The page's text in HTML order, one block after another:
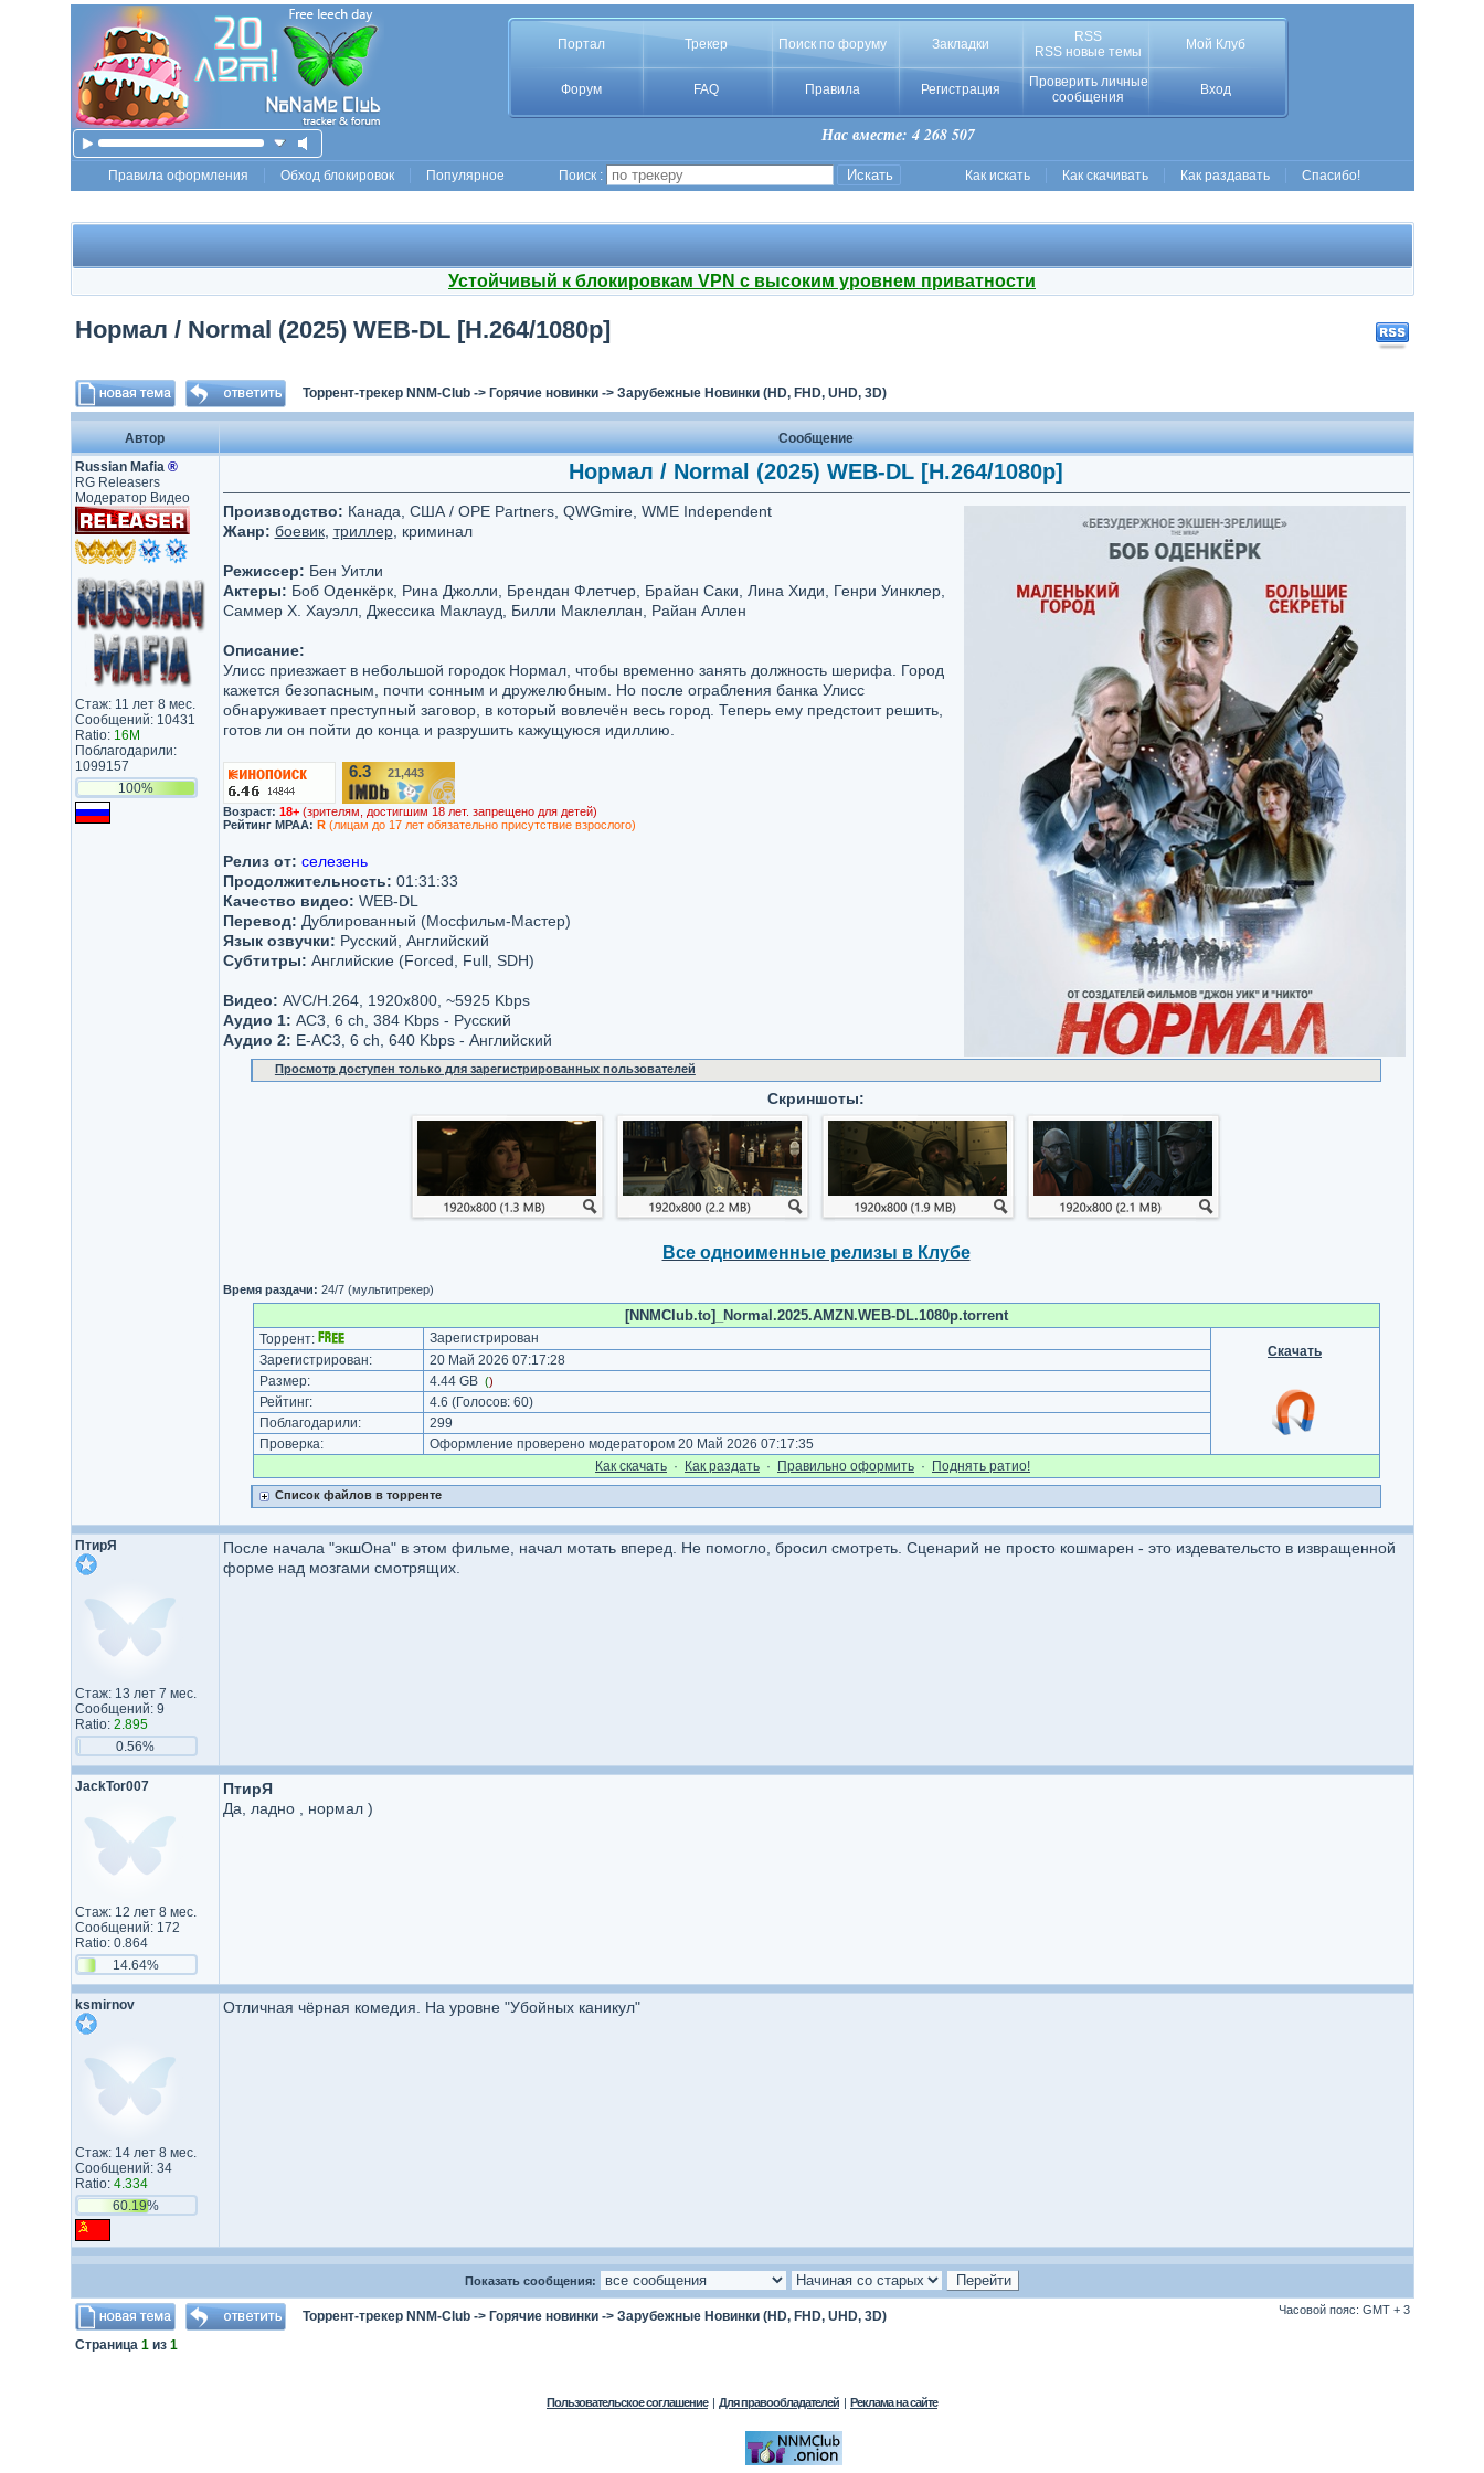
Портал Трекер Поиск по форуму Закладки
RSS
RSS новые темы
Мой Клуб
Форум FAQ Правила Регистрация
Проверить личные
сообщения
Вход
Нас вместе: 4 268 507
Правила оформления Обход блокировок Популярное Поиск : Как искать Как скачивать Как раздавать Спасибо!
Устойчивый к блокировкам VPN с высоким уровнем приватности
Нормал / Normal (2025) WEB-DL [H.264/1080p]
Торрент-трекер NNM-Club-> Горячие новинки-> Зарубежные Новинки (HD, FHD, UHD, 3D)
Автор
Сообщение
Russian Mafia ®
RG Releasers
Модератор Видео
Стаж: 11 лет 8 мес.
Сообщений: 10431
Ratio: 16M
Поблагодарили:
1099157
100%
Нормал / Normal (2025) WEB-DL [H.264/1080p]
Производство: Канада, США / OPE Partners, QWGmire, WME Independent
Жанр: боевик, триллер, криминал
Режиссер: Бен Уитли
Актеры: Боб Оденкёрк, Рина Джолли, Брендан Флетчер, Брайан Саки, Лина Хиди, Генри Уинклер,
Саммер Х. Хауэлл, Джессика Маклауд, Билли Маклеллан, Райан Аллен
Описание:
Улисс приезжает в небольшой городок Нормал, чтобы временно занять должность шерифа. Город
кажется безопасным, почти сонным и дружелюбным. Но после ограбления банка Улисс
обнаруживает преступный заговор, в который вовлечён весь город. Теперь ему предстоит решить,
готов ли он пойти до конца и разрушить кажущуюся идиллию.
6.3/10 21,443
Возраст: 18+ (зрителям, достигшим 18 лет. запрещено для детей)
Рейтинг MPAA: R(лицам до 17 лет обязательно присутствие взрослого)
Релиз от: селезень
Продолжительность: 01:31:33
Качество видео: WEB-DL
Перевод: Дублированный (Мосфильм-Мастер)
Язык озвучки: Русский, Английский
Субтитры: Английские (Forced, Full, SDH)
Видео: AVC/H.264, 1920x800, ~5925 Kbps
Аудио 1: AC3, 6 ch, 384 Kbps - Русский
Аудио 2: Е-AC3, 6 ch, 640 Kbps - Английский
Просмотр доступен только для зарегистрированных пользователей
Скриншоты:
Все одноименные релизы в Клубе
Время раздачи: 24/7 (мультитрекер)
[NNMClub.to]_Normal.2025.AMZN.WEB-DL.1080p.torrent
Торрент:
Зарегистрирован
Скачать
Зарегистрирован:
20 Май 2026 07:17:28
Размер:
4.44 GB ()
Рейтинг: 4.6 (Голосов: 60)
Поблагодарили:
299
Проверка:
Оформление проверено модератором 20 Май 2026 07:17:35
Как cкачать · Как раздать · Правильно оформить · Поднять ратио!
Список файлов в торренте
ПтирЯ
Стаж: 13 лет 7 мес.
Сообщений: 9
Ratio: 2.895
0.56%
После начала "экшОна" в этом фильме, начал мотать вперед. Не помогло, бросил смотреть. Сценарий не просто кошмарен - это издевательсто в извращенной
форме над мозгами смотрящих.
JackTor007
Стаж: 12 лет 8 мес.
Сообщений: 172
Ratio: 0.864
14.64%
ПтирЯ
Да, ладно , нормал )
ksmirnov
Стаж: 14 лет 8 мес.
Сообщений: 34
Ratio: 4.334
60.19%
Отличная чёрная комедия. На уровне "Убойных каникул"
Показать сообщения:
Торрент-трекер NNM-Club-> Горячие новинки-> Зарубежные Новинки (HD, FHD, UHD, 3D) Часовой пояс: GMT + 3
Страница 1из 1
Пользовательское соглашение | Для правообладателей | Реклама на сайте